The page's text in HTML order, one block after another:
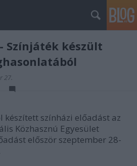
Színjáték készült
27.
színházi előadást az
Közhasznú Egyesület
először szeptember 28-